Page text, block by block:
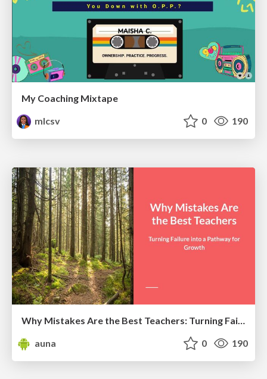
My Coaching Mixtape
mlcsv
0 190
auna
0 190